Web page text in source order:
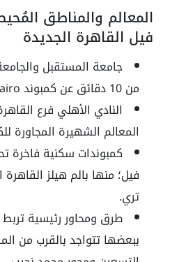
المعالم والمناطق
فيل القاهرة الجديدة
جامعة المستقبل
من 10 دقائق عن كمبوند Eastville New Cairo.
النادي الأهلي فرع
المعالم الشهيرة المجاورة
كمبوندات سكنية فاخرة
فيل؛ منها بالم هيلز
تري.
طرق ومحاور رئيسية
ببعضها تتواجد بالقرب من